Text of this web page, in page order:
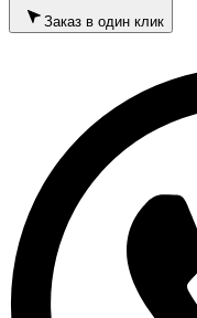
Заказ в один клик